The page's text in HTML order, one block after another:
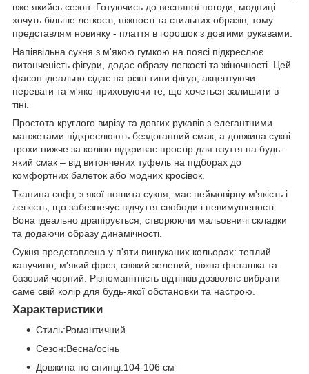
вже якийсь сезон. Готуючись до весняної погоди, модниці
хочуть більше легкості, ніжності та стильних образів, тому
представлям новинку - плаття в горошок з довгими рукавами.
Напіввільна сукня з м'якою гумкою на поясі підкреслює
витонченість фігури, додає образу легкості та жіночності. Цей
фасон ідеально сідає на різні типи фігур, акцентуючи
переваги та м'яко приховуючи те, що хочеться залишити в
тіні.
Простота круглого вирізу та довгих рукавів з елегантними
манжетами підкреслюють бездоганний смак, а довжина сукні
трохи нижче за коліно відкриває простір для взуття на будь-
який смак – від витончених туфель на підборах до
комфортних балеток або модних кросівок.
Тканина софт, з якої пошита сукня, має неймовірну м'якість і
легкість, що забезпечує відчуття свободи і невимушеності.
Вона ідеально драпірується, створюючи мальовничі складки
та додаючи образу динамічності.
Сукня представлена у п'яти вишуканих кольорах: теплий
капучино, м'який фрез, свіжий зелений, ніжна фісташка та
базовий чорний. Різноманітність відтінків дозволяє вибрати
саме свій колір для будь-якої обстановки та настрою.
Характеристики
Стиль:Романтичний
Сезон:Весна/осінь
Довжина по спинці:104-106 см